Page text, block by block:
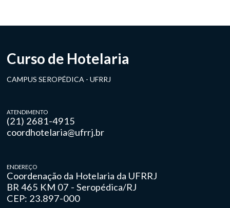
Curso de Hotelaria
CAMPUS SEROPÉDICA - UFRRJ
ATENDIMENTO
(21) 2681-4915
coordhotelaria@ufrrj.br
ENDEREÇO
Coordenação da Hotelaria da UFRRJ
BR 465 KM 07 - Seropédica/RJ
CEP: 23.897-000